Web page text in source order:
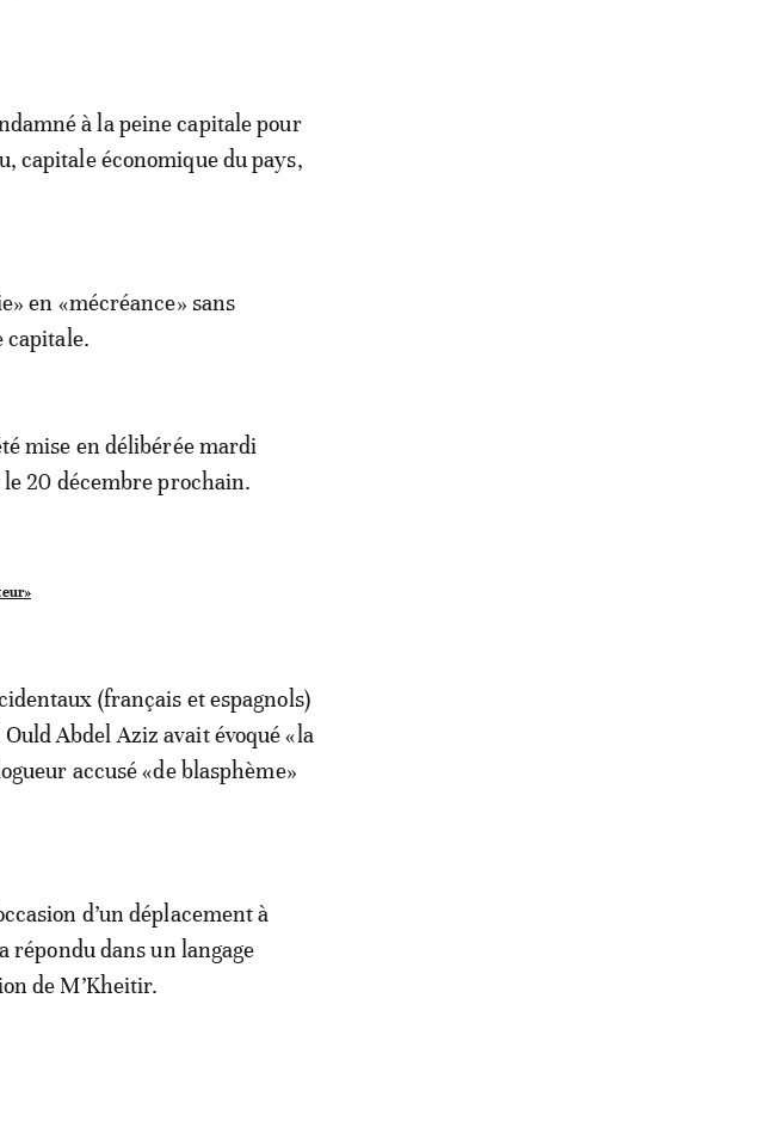
à la peine capitale pour
capitale économique du pays,
en «mécréance» sans
capitale.
mise en délibérée mardi
20 décembre prochain.
(français et espagnols)
Abdel Aziz avait évoqué «la
accusé «de blasphème»
d’un déplacement à
répondu dans un langage
de M’Kheitir.